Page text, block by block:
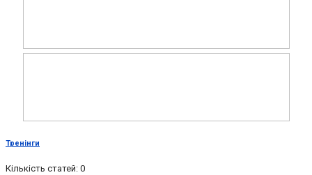
Тренінги
Кількість статей: 0